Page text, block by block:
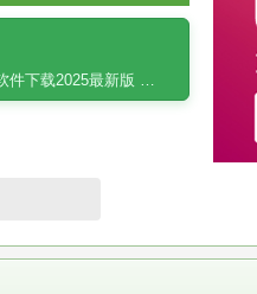
TruMate ai聊天软件下载2025最新版 v4.50.265官方版